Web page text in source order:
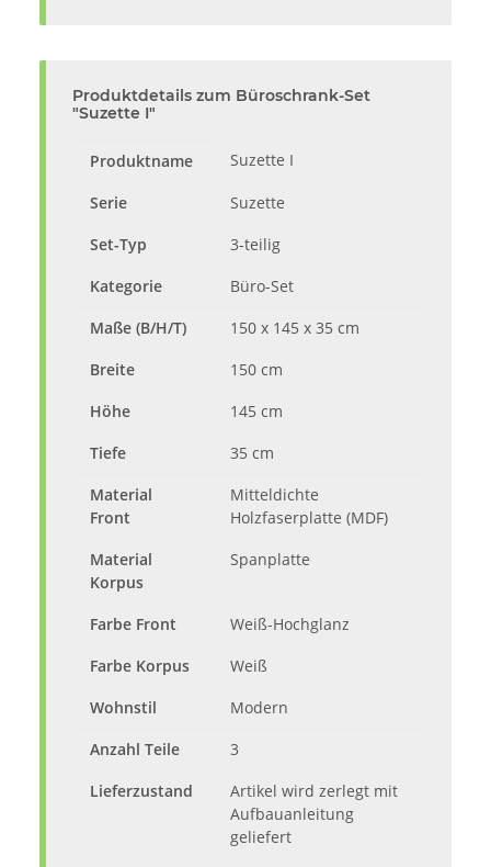
Produktdetails zum Büroschrank-Set
"Suzette I"
Produktname Suzette I
Serie
Suzette
Set-Typ
3-teilig
Kategorie
Büro-Set
Maße (B/H/T)
150 x 145 x 35 cm
Breite
150 cm
Höhe
145 cm
Tiefe
35 cm
Material
Front
Mitteldichte
Holzfaserplatte (MDF)
Material
Korpus
Spanplatte
Farbe Front
Weiß-Hochglanz
Farbe Korpus
Weiß
Wohnstil
Modern
Anzahl Teile
3
Lieferzustand
Artikel wird zerlegt mit
Aufbauanleitung
geliefert